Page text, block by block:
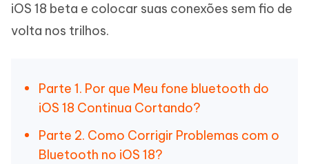
iOS 18 beta e colocar suas conexões sem fio de
volta nos trilhos.
Parte 1. Por que Meu fone bluetooth do
iOS 18 Continua Cortando?
Parte 2. Como Corrigir Problemas com o
Bluetooth no iOS 18?